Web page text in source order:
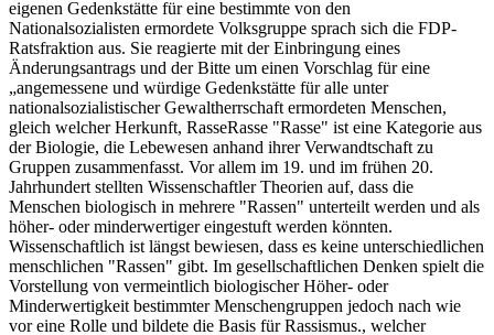
eigenen Gedenkstätte für eine bestimmte von den
Nationalsozialisten ermordete Volksgruppe sprach sich die FDP-
Ratsfraktion aus. Sie reagierte mit der Einbringung eines
Änderungsantrags und der Bitte um einen Vorschlag für eine
„angemessene und würdige Gedenkstätte für alle unter
nationalsozialistischer Gewaltherrschaft ermordeten Menschen,
gleich welcher Herkunft, RasseRasse "Rasse" ist eine Kategorie aus
der Biologie, die Lebewesen anhand ihrer Verwandtschaft zu
Gruppen zusammenfasst. Vor allem im 19. und im frühen 20.
Jahrhundert stellten Wissenschaftler Theorien auf, dass die
Menschen biologisch in mehrere "Rassen" unterteilt werden und als
höher- oder minderwertiger eingestuft werden könnten.
Wissenschaftlich ist längst bewiesen, dass es keine unterschiedlichen
menschlichen "Rassen" gibt. Im gesellschaftlichen Denken spielt die
Vorstellung von vermeintlich biologischer Höher- oder
Minderwertigkeit bestimmter Menschengruppen jedoch nach wie
vor eine Rolle und bildete die Basis für Rassismus., welcher